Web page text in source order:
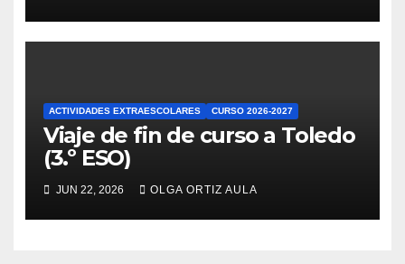
ACTIVIDADES EXTRAESCOLARES CURSO 2026-2027
Viaje de fin de curso a Toledo
(3.º ESO)
JUN 22, 2026 OLGA ORTIZ AULA